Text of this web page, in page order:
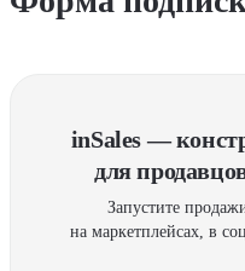
inSales —
для
Запустите
на маркетплейсах, в